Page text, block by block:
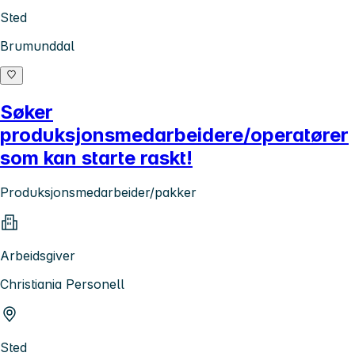
Sted
Brumunddal
Søker
produksjonsmedarbeidere/operatører
som kan starte raskt!
Produksjonsmedarbeider/pakker
Arbeidsgiver
Christiania Personell
Sted